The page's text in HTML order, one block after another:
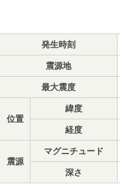
発生時刻
震源地
最大震度
位置
緯度
経度
震源
マグニチュード
深さ